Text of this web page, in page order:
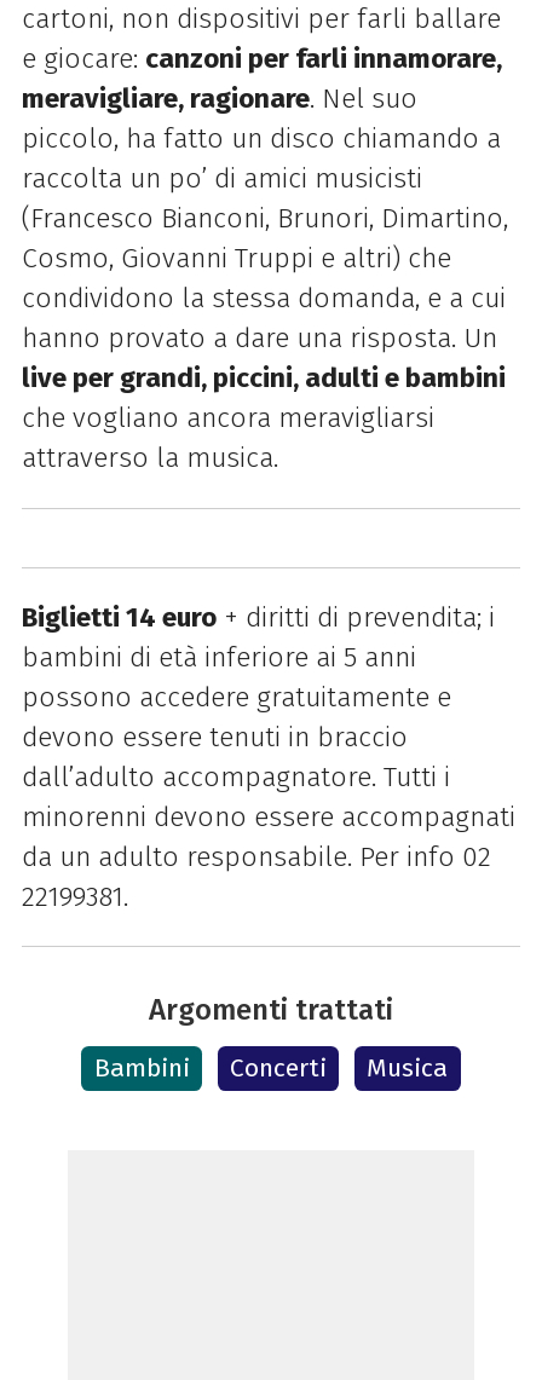
cartoni, non dispositivi per farli ballare
e giocare: canzoni per farli innamorare,
meravigliare, ragionare. Nel suo
piccolo, ha fatto un disco chiamando a
raccolta un po’ di amici musicisti
(Francesco Bianconi, Brunori, Dimartino,
Cosmo, Giovanni Truppi e altri) che
condividono la stessa domanda, e a cui
hanno provato a dare una risposta. Un
live per grandi, piccini, adulti e bambini
che vogliano ancora meravigliarsi
attraverso la musica.
Biglietti 14 euro+ diritti di prevendita; i
bambini di età inferiore ai 5 anni
possono accedere gratuitamente e
devono essere tenuti in braccio
dall’adulto accompagnatore. Tutti i
minorenni devono essere accompagnati
da un adulto responsabile. Per info 02
22199381.
Argomenti trattati
Bambini Concerti Musica